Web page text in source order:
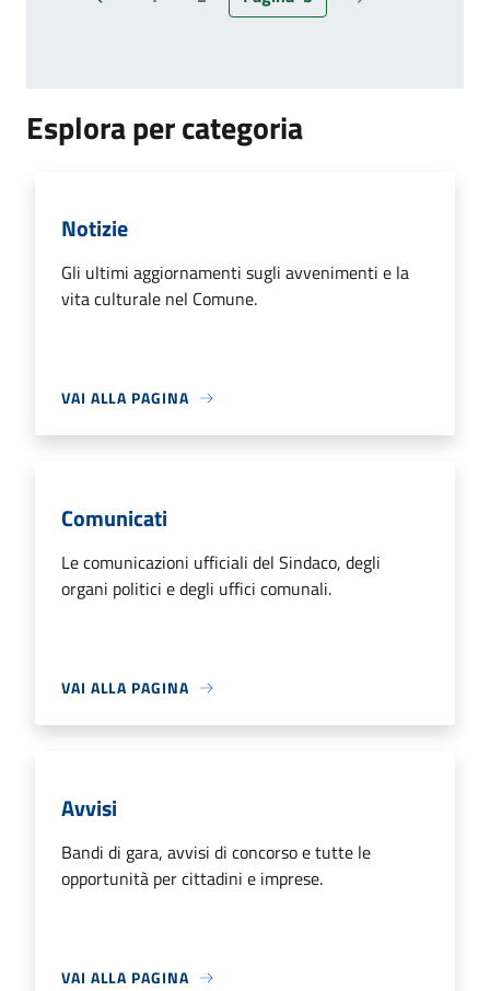
Pagina precedente Pagina
Esplora per categoria
Notizie
Gli ultimi aggiornamenti sugli avvenimenti e la
vita culturale nel Comune.
VAI ALLA PAGINA
Comunicati
Le comunicazioni ufficiali del Sindaco, degli
organi politici e degli uffici comunali.
VAI ALLA PAGINA
Avvisi
Bandi di gara, avvisi di concorso e tutte le
opportunità per cittadini e imprese.
VAI ALLA PAGINA